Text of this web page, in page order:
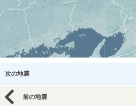
次の地震
前の地震